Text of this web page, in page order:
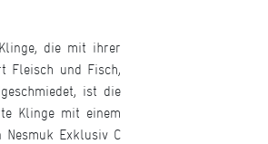
die mit ihrer
Fleisch und Fisch,
ist die
Klinge mit einem
Exklusiv C